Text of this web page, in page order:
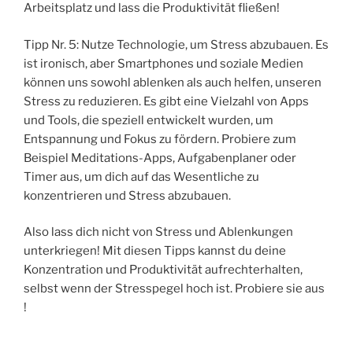
Arbeitsplatz und lass die Produktivität fließen!
Tipp Nr. 5: Nutze Technologie, um Stress abzubauen. Es
ist ironisch, aber Smartphones und soziale Medien
können uns sowohl ablenken als auch helfen, unseren
Stress zu reduzieren. Es gibt eine Vielzahl von Apps
und Tools, die speziell entwickelt wurden, um
Entspannung und Fokus zu fördern. Probiere zum
Beispiel Meditations-Apps, Aufgabenplaner oder
Timer aus, um dich auf das Wesentliche zu
konzentrieren und Stress abzubauen.
Also lass dich nicht von Stress und Ablenkungen
unterkriegen! Mit diesen Tipps kannst du deine
Konzentration und Produktivität aufrechterhalten,
selbst wenn der Stresspegel hoch ist. Probiere sie aus
!